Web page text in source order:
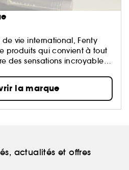
vie international, Fenty
produits qui convient à tout
des sensations incroyables,
bien. C'est fait pour tout le
gars ! Rejoignez la
de la peau
la marque
actualités et offres